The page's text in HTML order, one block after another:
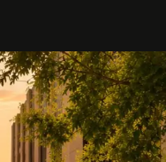
d'un actif breveté,